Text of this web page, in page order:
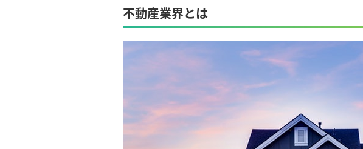
不動産業界とは